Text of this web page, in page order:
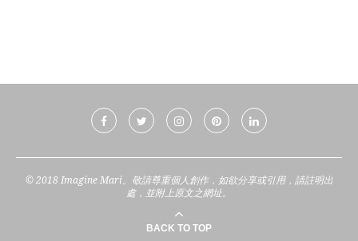
© 2018 Imagine Mari。敬請尊重個人創作，如欲分享或引用，請註明出
處，並附上原文之網址。
BACK TO TOP